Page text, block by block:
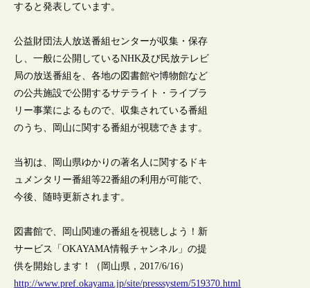
すると発表しています。
公益財団法人放送番組センターが収集・保存
し、一般に公開しているNHK及び民放テレビ
局の放送番組を、各地の図書館や博物館など
の公共施設で公開するサテライト・ライブラ
リー事業によるもので、収集されている番組
のうち、岡山に関する番組が視聴できます。
当初は、岡山県ゆかりの著名人に関するドキ
ュメンタリー番組等22番組の利用が可能で、
今後、随時更新されます。
図書館で、岡山関連の番組を視聴しよう！新
サービス「OKAYAMA情報チャンネル」の提
供を開始します！（岡山県，2017/6/16）
http://www.pref.okayama.jp/site/presssystem/519370.html